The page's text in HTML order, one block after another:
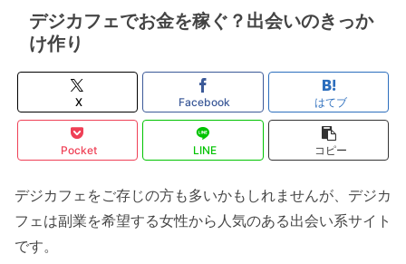
デジカフェでお金を稼ぐ？出会いのきっか
け作り
X Facebook はてブ
Pocket LINE コピー
デジカフェをご存じの方も多いかもしれませんが、デジカ
フェは副業を希望する女性から人気のある出会い系サイト
です。